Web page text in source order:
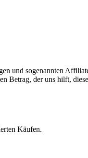
und sogenannten
Betrag, der uns hilft,
Käufen.